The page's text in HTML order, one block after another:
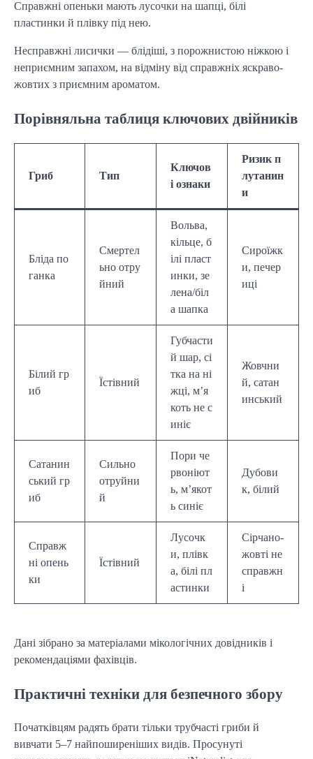
Справжні опеньки мають лусочки на шапці, білі
пластинки й плівку під нею.
Несправжні лисички — блідіші, з порожнистою ніжкою і
неприємним запахом, на відміну від справжніх яскраво-
жовтих з приємним ароматом.
Порівняльна таблиця ключових двійників
Гриб Тип
Ключов
і ознаки
Ризик п
лутанин
и
Бліда по
ганка
Смертел
ьно отру
йний
Вольва,
кільце, б
ілі пласт
инки, зе
лена/біл
а шапка
Сироїжк
и, печер
иці
Білий гр
иб
Їстівний
Губчасти
й шар, сі
тка на ні
жці, м’я
коть не с
иніє
Жовчни
й, сатан
инський
Сатанин
ський гр
иб
Сильно
отруйни
й
Пори че
рвоніют
ь, м’якот
ь синіє
Дубови
к, білий
Справж
ні опень
ки
Їстівний
Лусочк
и, плівк
а, білі пл
астинки
Сірчано-
жовті не
справжн
і
Дані зібрано за матеріалами мікологічних довідників і
рекомендаціями фахівців.
Практичні техніки для безпечного збору
Початківцям радять брати тільки трубчасті гриби й
вивчати 5–7 найпоширеніших видів. Просунуті